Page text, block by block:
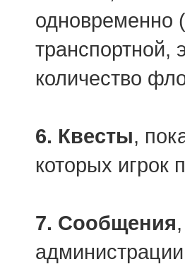
одновременно
транспортной,
количество
6. Квесты,
которых игрок
7. Сообщения